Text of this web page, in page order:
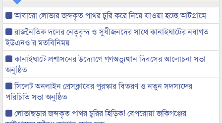
আবারো লোভার জব্দকৃত পাথর চুরি করে নিয়ে যাওয়া হচ্ছে আটগ্রামে
রাজনৈতিক দলের নেতৃবৃন্দ ও সুধীজনদের সাথে কানাইঘাটের নবাগত
ইউএনও’র মতবিনিময়
কানাইঘাটে প্রশাসনের উদ্যোগে গণঅভ্যুত্থান দিবসের আলোচনা সভা
অনুষ্ঠিত
সিলেট অনলাইন প্রেসক্লাবের পুরস্কার বিতরণ ও নতুন সদস্যদের
পরিচিতি সভা অনুষ্ঠিত
লোভাছড়ার জব্দকৃত পাথর চুরির হিড়িক! বেপরোয়া জকিগঞ্জের